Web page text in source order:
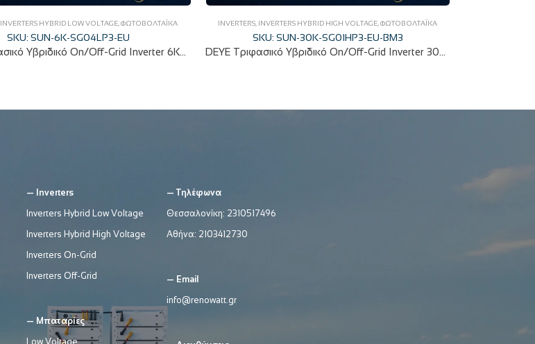
INVERTERS HYBRID LOW VOLTAGE, ΦΩΤΟΒΟΛΤΑΪΚΆ
SKU: SUN-6K-SG04LP3-EU
DEYE Τριφασικό Υβριδικό On/Off-Grid Inverter 6KW με οθόνη LCD IP65 SUN-6K-SG04LP3-EU
INVERTERS INVERTERS HYBRID HIGH VOLTAGE ,ΦΩΤΟΒΟΛΤΑΪΚΆ
SKU: SUN-30K-SG01HP3-EU-BM3
DEYE Τριφασικό Υβριδικό On/Off-Grid Inverter 30KW High Voltage με οθόνη LCD IP65 SUN-30K-SG02HP3-EU-AM3
— Inverters
Inverters Hybrid Low Voltage
Inverters Hybrid High Voltage
Inverters On-Grid
Inverters Off-Grid
— Μπαταρίες
Low Voltage
— Τηλέφωνα
Θεσσαλονίκη: 2310517496
Αθήνα: 2103412730
— Email
info@renowatt.gr